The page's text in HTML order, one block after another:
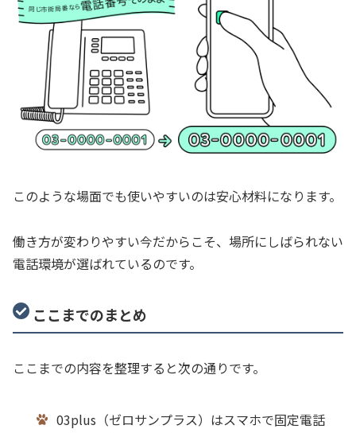
このような場面でも使いやすいのは安心材料になります。
働き方が変わりやすい今だからこそ、場所にしばられない
電話環境が選ばれているのです。
ここまでのまとめ
ここまでの内容を整理すると次の通りです。
03plus（ゼロサンプラス）はスマホで固定電話